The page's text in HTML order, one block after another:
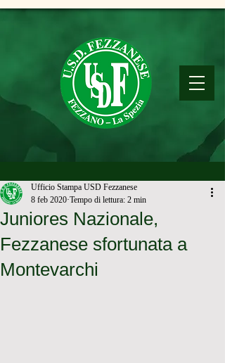
Juniores Nazionale,
Fezzanese sfortunata a
Montevarchi
Ufficio Stampa USD Fezzanese
8 feb 2020 Tempo di lettura: 2 min